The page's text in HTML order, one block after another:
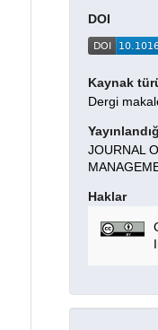
DOI
Kaynak
Dergi
JOURNAL
Haklar